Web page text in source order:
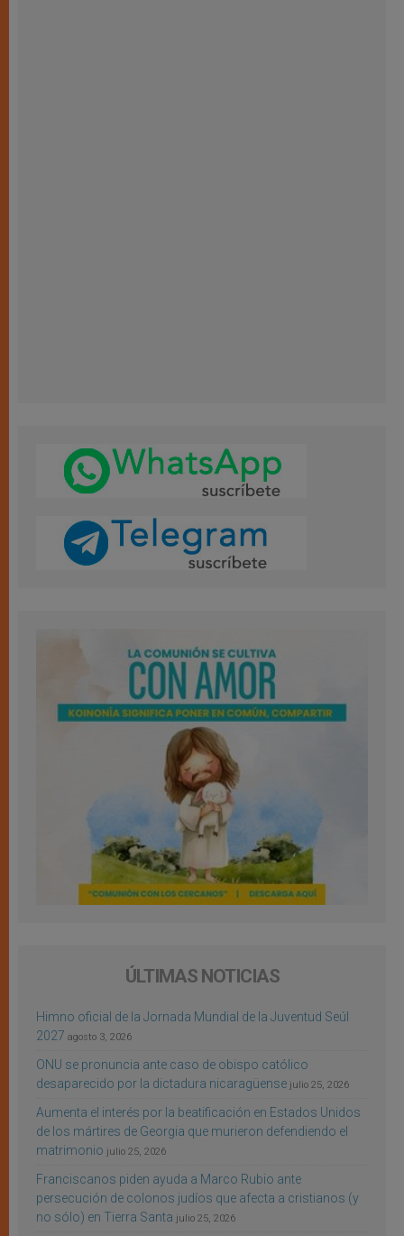
ÚLTIMAS NOTICIAS
Himno oficial de la Jornada Mundial de la Juventud Seúl
2027 agosto 3, 2026
ONU se pronuncia ante caso de obispo católico
desaparecido por la dictadura nicaragüense julio 25, 2026
Aumenta el interés por la beatificación en Estados Unidos
de los mártires de Georgia que murieron defendiendo el
matrimonio julio 25, 2026
Franciscanos piden ayuda a Marco Rubio ante
persecución de colonos judíos que afecta a cristianos (y
no sólo) en Tierra Santa julio 25, 2026